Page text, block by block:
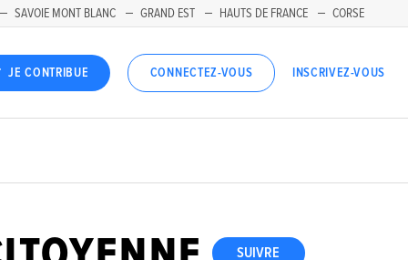
SAVOIE MONT BLANC GRAND EST HAUTS DE FRANCE CORSE
JE CONTRIBUE CONNECTEZ-VOUS INSCRIVEZ-VOUS
SUIVRE